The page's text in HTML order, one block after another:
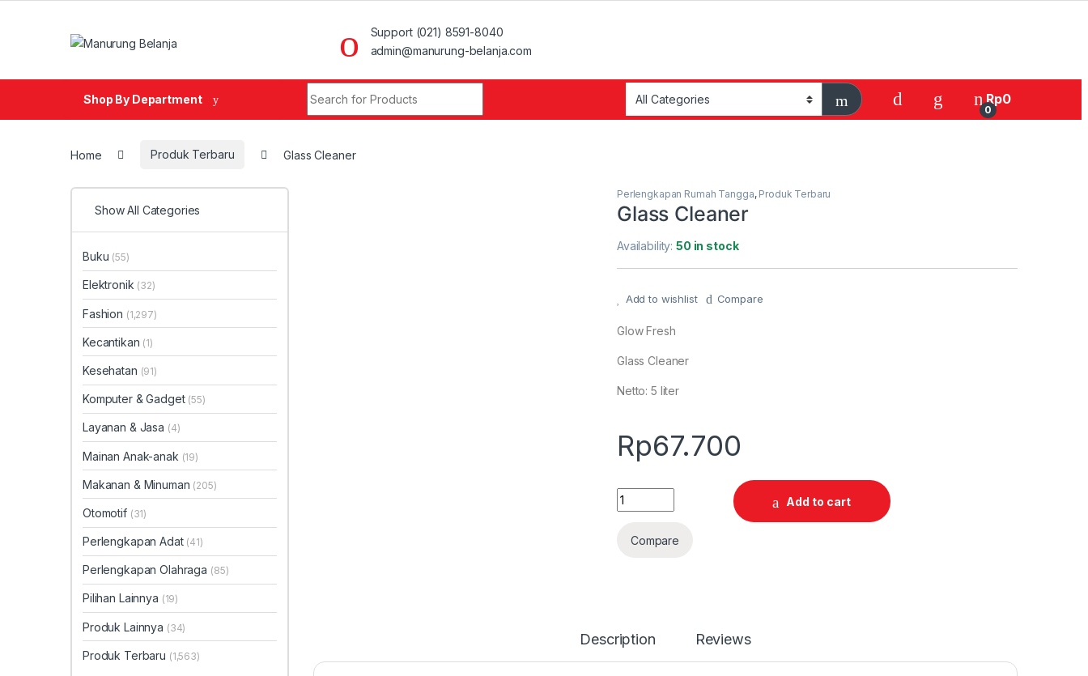
Support (021) 8591-8040
admin@manurung-belanja.com
Shop By Department
0
Rp0
Home Produk Terbaru Glass Cleaner
Perlengkapan Rumah Tangga, Produk Terbaru
Glass Cleaner
Availability:50 in stock
Add to wishlist Compare
Glow Fresh
Glass Cleaner
Netto: 5 liter
Rp67.700
Quantity
Add to cart
Compare
Description Reviews
Show All Categories
Buku (55)
Elektronik (32)
Fashion (1,297)
Kecantikan (1)
Kesehatan (91)
Komputer & Gadget (55)
Layanan & Jasa (4)
Mainan Anak-anak (19)
Makanan & Minuman (205)
Otomotif (31)
Perlengkapan Adat (41)
Perlengkapan Olahraga (85)
Pilihan Lainnya (19)
Produk Lainnya (34)
Produk Terbaru (1,563)